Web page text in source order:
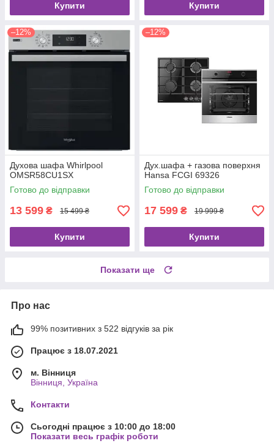
Купити Купити
–12%
Духова шафа Whirlpool
OMSR58CU1SX
Готово до відправки
13 599 ₴ 15 499 ₴
Купити
–12%
Дух.шафа + газова поверхня
Hansa FCGI 69326
Готово до відправки
17 599 ₴ 19 999 ₴
Купити
Показати ще
Про нас
99% позитивних з 522 відгуків за рік
Працює з 18.07.2021
м. Вінниця
Вінниця, Україна
Контакти
Сьогодні працює з 10:00 до 18:00
Показати весь графік роботи